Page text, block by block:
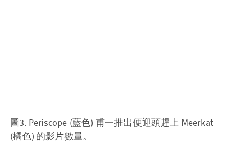
圖3. Periscope (藍色) 甫一推出便迎頭趕上 Meerkat
(橘色) 的影片數量。